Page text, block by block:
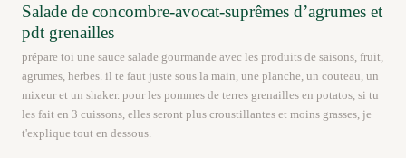
Salade de concombre-avocat-suprêmes d’agrumes et
pdt grenailles
prépare toi une sauce salade gourmande avec les produits de saisons, fruit,
agrumes, herbes. il te faut juste sous la main, une planche, un couteau, un
mixeur et un shaker. pour les pommes de terres grenailles en potatos, si tu
les fait en 3 cuissons, elles seront plus croustillantes et moins grasses, je
t'explique tout en dessous.